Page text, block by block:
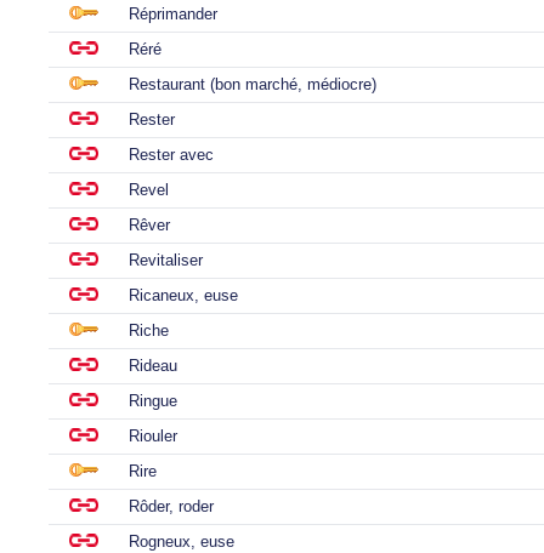
Réprimander
Réré
Restaurant (bon marché, médiocre)
Rester
Rester avec
Revel
Rêver
Revitaliser
Ricaneux, euse
Riche
Rideau
Ringue
Riouler
Rire
Rôder, roder
Rogneux, euse